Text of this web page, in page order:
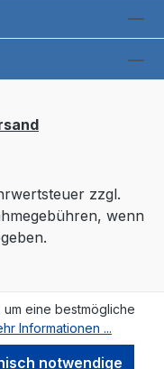
zzgl.
wenn
eine bestmögliche
Informationen ...
notwendige